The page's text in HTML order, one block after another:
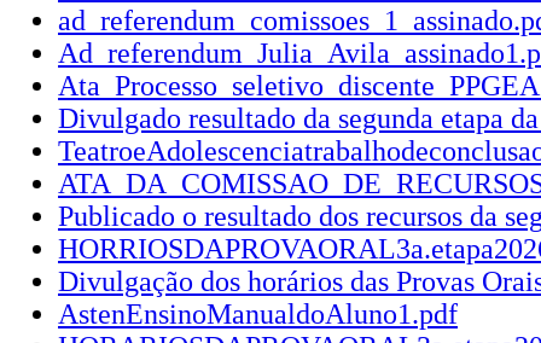
Divulgado resultado da segunda etapa
Publicado o resultado dos recursos da
Divulgação dos horários das Provas
AstenEnsinoManualdoAluno1.pdf